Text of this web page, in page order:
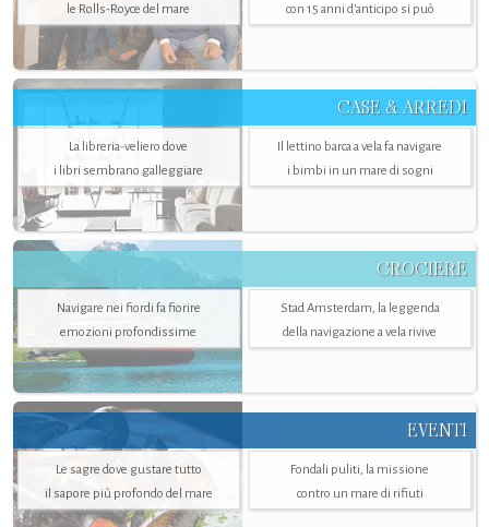
le Rolls-Royce del mare
con 15 anni d'anticipo si può
CASE & ARREDI
La libreria-veliero dove
i libri sembrano galleggiare
Il lettino barca a vela fa navigare
i bimbi in un mare di sogni
CROCIERE
Navigare nei fiordi fa fiorire
emozioni profondissime
Stad Amsterdam, la leggenda
della navigazione a vela rivive
EVENTI
Le sagre dove gustare tutto
il sapore più profondo del mare
Fondali puliti, la missione
contro un mare di rifiuti